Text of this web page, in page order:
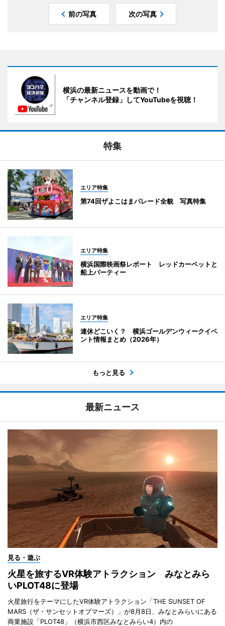
前の写真 次の写真
横浜の最新ニュースを動画で！
「チャンネル登録」してYouTubeを視聴！
特集
エリア特集
第74回ザよこはまパレード全貌 写真特集
エリア特集
横浜国際映画祭レポート レッドカーペットと
船上パーティー
エリア特集
連休どこいく？ 横浜ゴールデンウィークイベ
ント情報まとめ（2026年）
もっと見る
最新ニュース
見る・遊ぶ
火星を旅するVR体験アトラクション みなとみら
いPLOT48に登場
火星旅行をテーマにしたVR体験アトラクション「THE SUNSET OF
MARS（ザ・サンセットオブマーズ）」が8月8日、みなとみらいにある
商業施設「PLOT48」（横浜市西区みなとみらい4）内の